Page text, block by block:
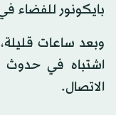
بايكونور للفضاء
وبعد ساعات
اشتباه في
الاتصال.